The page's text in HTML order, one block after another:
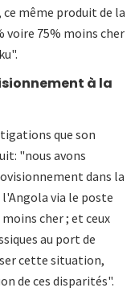
même produit de la
voire 75% moins cher
à la
que son
"nous avons
dans la
via le poste
cher ; et ceux
au port de
cette situation,
de ces disparités".